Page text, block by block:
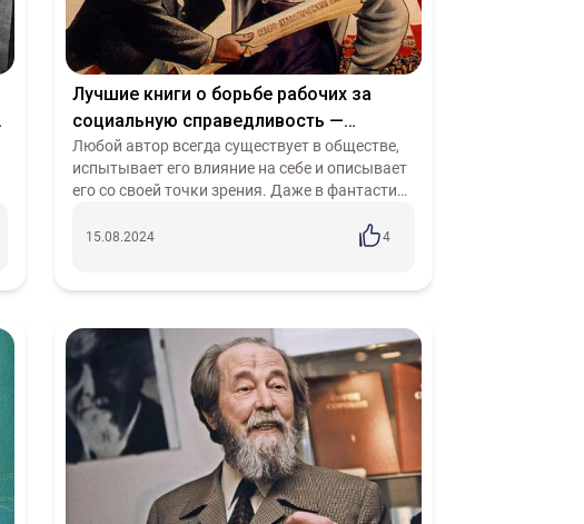
Лучшие книги о борьбе рабочих за
социальную справедливость —
классики говорят о важном
Любой автор всегда существует в обществе,
испытывает его влияние на себе и описывает
его со своей точки зрения. Даже в фантастике
вопросы, которые близки всем нам....
15.08.2024 4